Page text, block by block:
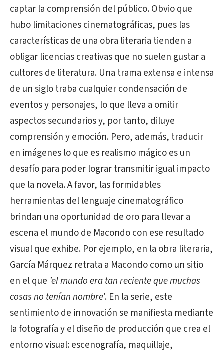
captar la comprensión del público. Obvio que
hubo limitaciones cinematográficas, pues las
características de una obra literaria tienden a
obligar licencias creativas que no suelen gustar a
cultores de literatura. Una trama extensa e intensa
de un siglo traba cualquier condensación de
eventos y personajes, lo que lleva a omitir
aspectos secundarios y, por tanto, diluye
comprensión y emoción. Pero, además, traducir
en imágenes lo que es realismo mágico es un
desafío para poder lograr transmitir igual impacto
que la novela. A favor, las formidables
herramientas del lenguaje cinematográfico
brindan una oportunidad de oro para llevar a
escena el mundo de Macondo con ese resultado
visual que exhibe. Por ejemplo, en la obra literaria,
García Márquez retrata a Macondo como un sitio
en el que ’el mundo era tan reciente que muchas
cosas no tenían nombre'. En la serie, este
sentimiento de innovación se manifiesta mediante
la fotografía y el diseño de producción que crea el
entorno visual: escenografía, maquillaje,